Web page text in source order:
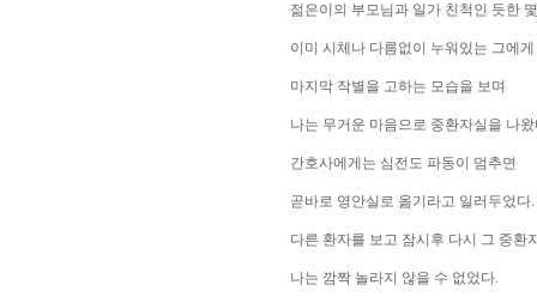
젊은이의 부모님과 일가 친척인 듯한
이미 시체나 다름없이 누워있는 그에게
마지막 작별을 고하는 모습을 보며
나는 무거운 마음으로 중환자실을 나왔
간호사에게는 심전도 파동이 멈추면
곧바로 영안실로 옮기라고 일러두었다.
다른 환자를 보고 잠시후 다시 그 중환
나는 깜짝 놀라지 않을 수 없었다.